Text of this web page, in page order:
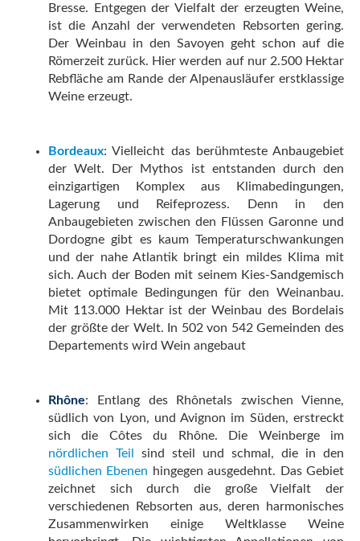
Bresse. Entgegen der Vielfalt der erzeugten Weine,
ist die Anzahl der verwendeten Rebsorten gering.
Der Weinbau in den Savoyen geht schon auf die
Römerzeit zurück. Hier werden auf nur 2.500 Hektar
Rebfläche am Rande der Alpenausläufer erstklassige
Weine erzeugt.
Bordeaux: Vielleicht das berühmteste Anbaugebiet
der Welt. Der Mythos ist entstanden durch den
einzigartigen Komplex aus Klimabedingungen,
Lagerung und Reifeprozess. Denn in den
Anbaugebieten zwischen den Flüssen Garonne und
Dordogne gibt es kaum Temperaturschwankungen
und der nahe Atlantik bringt ein mildes Klima mit
sich. Auch der Boden mit seinem Kies-Sandgemisch
bietet optimale Bedingungen für den Weinanbau.
Mit 113.000 Hektar ist der Weinbau des Bordelais
der größte der Welt. In 502 von 542 Gemeinden des
Departements wird Wein angebaut
Rhône: Entlang des Rhônetals zwischen Vienne,
südlich von Lyon, und Avignon im Süden, erstreckt
sich die Côtes du Rhône. Die Weinberge im
nördlichen Teil
sind steil und schmal, die in den
südlichen Ebenen hingegen ausgedehnt. Das Gebiet
zeichnet sich durch die große Vielfalt der
verschiedenen Rebsorten aus, deren harmonisches
Zusammenwirken einige Weltklasse Weine